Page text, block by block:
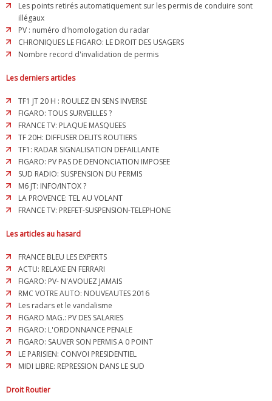
Les points retirés automatiquement sur les permis de conduire sont
illégaux
PV : numéro d'homologation du radar
CHRONIQUES LE FIGARO: LE DROIT DES USAGERS
Nombre record d'invalidation de permis
Les derniers articles
TF1 JT 20 H : ROULEZ EN SENS INVERSE
FIGARO: TOUS SURVEILLES ?
FRANCE TV: PLAQUE MASQUEES
TF 20H: DIFFUSER DELITS ROUTIERS
TF1: RADAR SIGNALISATION DEFAILLANTE
FIGARO: PV PAS DE DENONCIATION IMPOSEE
SUD RADIO: SUSPENSION DU PERMIS
M6 JT: INFO/INTOX ?
LA PROVENCE: TEL AU VOLANT
FRANCE TV: PREFET-SUSPENSION-TELEPHONE
Les articles au hasard
FRANCE BLEU LES EXPERTS
ACTU: RELAXE EN FERRARI
FIGARO: PV- N'AVOUEZ JAMAIS
RMC VOTRE AUTO: NOUVEAUTES 2016
Les radars et le vandalisme
FIGARO MAG.: PV DES SALARIES
FIGARO: L'ORDONNANCE PENALE
FIGARO: SAUVER SON PERMIS A 0 POINT
LE PARISIEN: CONVOI PRESIDENTIEL
MIDI LIBRE: REPRESSION DANS LE SUD
Droit Routier